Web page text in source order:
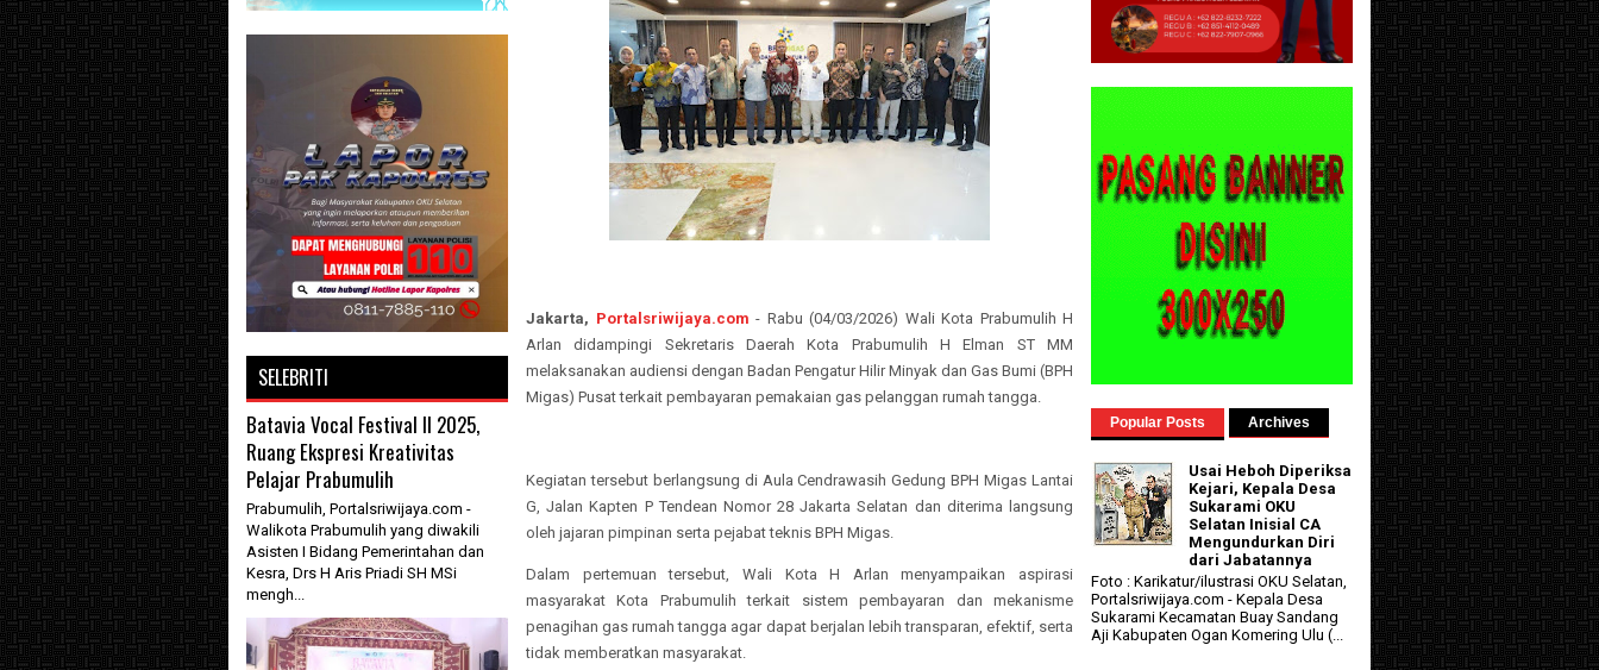
Jakarta, Portalsriwijaya.com - Rabu (04/03/2026) Wali Kota Prabumulih H
Arlan didampingi Sekretaris Daerah Kota Prabumulih H Elman ST MM
melaksanakan audiensi dengan Badan Pengatur Hilir Minyak dan Gas Bumi (BPH
Migas) Pusat terkait pembayaran pemakaian gas pelanggan rumah tangga.
Kegiatan tersebut berlangsung di Aula Cendrawasih Gedung BPH Migas Lantai
G, Jalan Kapten P Tendean Nomor 28 Jakarta Selatan dan diterima langsung
oleh jajaran pimpinan serta pejabat teknis BPH Migas.
Dalam pertemuan tersebut, Wali Kota H Arlan menyampaikan aspirasi
masyarakat Kota Prabumulih terkait sistem pembayaran dan mekanisme
penagihan gas rumah tangga agar dapat berjalan lebih transparan, efektif, serta
tidak memberatkan masyarakat.
SELEBRITI
Batavia Vocal Festival II 2025,
Ruang Ekspresi Kreativitas
Pelajar Prabumulih
Prabumulih, Portalsriwijaya.com -
Walikota Prabumulih yang diwakili
Asisten I Bidang Pemerintahan dan
Kesra, Drs H Aris Priadi SH MSi
mengh...
Popular Posts Archives
Usai Heboh Diperiksa
Kejari, Kepala Desa
Sukarami OKU
Selatan Inisial CA
Mengundurkan Diri
dari Jabatannya
Foto : Karikatur/ilustrasi OKU Selatan,
Portalsriwijaya.com - Kepala Desa
Sukarami Kecamatan Buay Sandang
Aji Kabupaten Ogan Komering Ulu (...